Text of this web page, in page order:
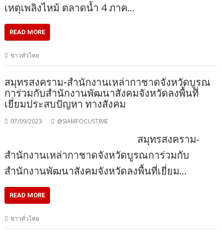
เหตุเพลิงไหม้ ตลาดน้ำ 4 ภาค…
READ MORE
ข่าวทั่วไทย
สมุทรสงคราม-สำนักงานเหล่ากาชาดจังหวัดบูรณ
การ่วมกับสำนักงานพัฒนาสังคมจังหวัดลงพื้นที่
เยี่ยมประสบปัญหา ทางสังคม
07/09/2023 @SIAMFOCUSTIME
สมุทรสงคราม-
สำนักงานเหล่ากาชาดจังหวัดบูรณการ่วมกับ
สำนักงานพัฒนาสังคมจังหวัดลงพื้นที่เยี่ยม…
READ MORE
ข่าวทั่วไทย